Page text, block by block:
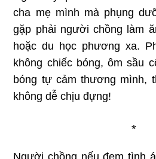
cha mẹ mình mà phụng
gặp phải người chồng làm
hoặc du học phương xa.
không chiếc bóng, ôm sầu
bóng tự cảm thương mình,
không dễ chịu đựng!
*
Người chồng nếu đem tình